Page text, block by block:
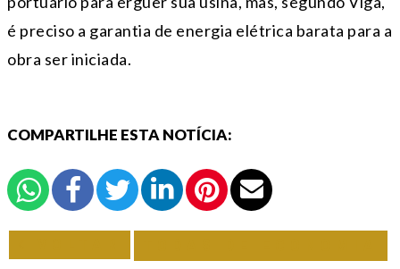
é preciso a garantia de energia elétrica barata para a
obra ser iniciada.
COMPARTILHE ESTA NOTÍCIA: